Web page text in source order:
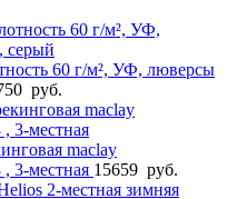
60 г/м², УФ, люверсы
руб.
maclay
3-местная 15659 руб.